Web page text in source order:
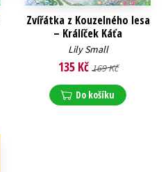
Zvířátka z Kouzelného lesa
– Králíček Káťa
Lily Small
135 Kč 169 Kč
Do košíku